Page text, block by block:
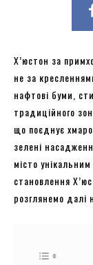
Х’юстон за
не за
нафтові буми,
традиційного
що поєднує
зелені
місто
становлення
розглянемо далі